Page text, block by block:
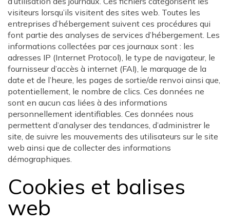
visiteurs lorsqu’ils visitent des sites web. Toutes les
entreprises d’hébergement suivent ces procédures qui
font partie des analyses de services d’hébergement. Les
informations collectées par ces journaux sont : les
adresses IP (Internet Protocol), le type de navigateur, le
fournisseur d’accès à internet (FAI), le marquage de la
date et de l’heure, les pages de sortie/de renvoi ainsi que,
potentiellement, le nombre de clics. Ces données ne
sont en aucun cas liées à des informations
personnellement identifiables. Ces données nous
permettent d’analyser des tendances, d’administrer le
site, de suivre les mouvements des utilisateurs sur le site
web ainsi que de collecter des informations
démographiques.
Cookies et balises
web